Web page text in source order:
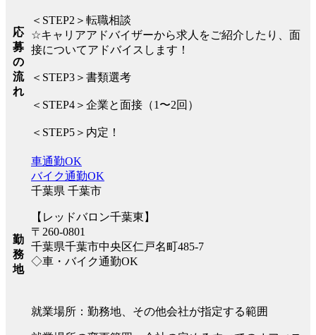
応
募
の
流
れ
＜STEP2＞転職相談
☆キャリアアドバイザーから求人をご紹介したり、面
接についてアドバイスします！
＜STEP3＞書類選考
＜STEP4＞企業と面接（1〜2回）
＜STEP5＞内定！
勤
務
地
車通勤OK
バイク通勤OK
千葉県 千葉市
【レッドバロン千葉東】
〒260-0801
千葉県千葉市中央区仁戸名町485-7
◇車・バイク通勤OK
就業場所：勤務地、その他会社が指定する範囲